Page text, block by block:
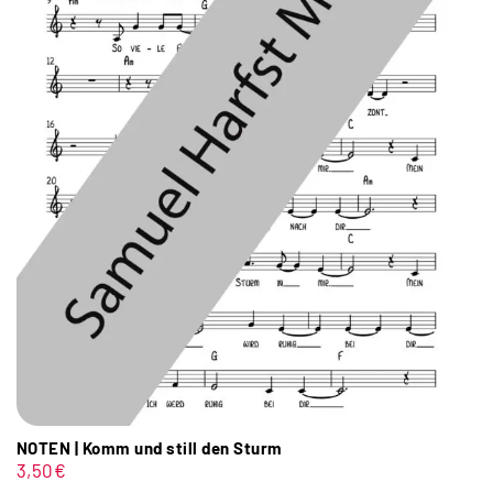
NOTEN | Komm und still den Sturm
3,50€